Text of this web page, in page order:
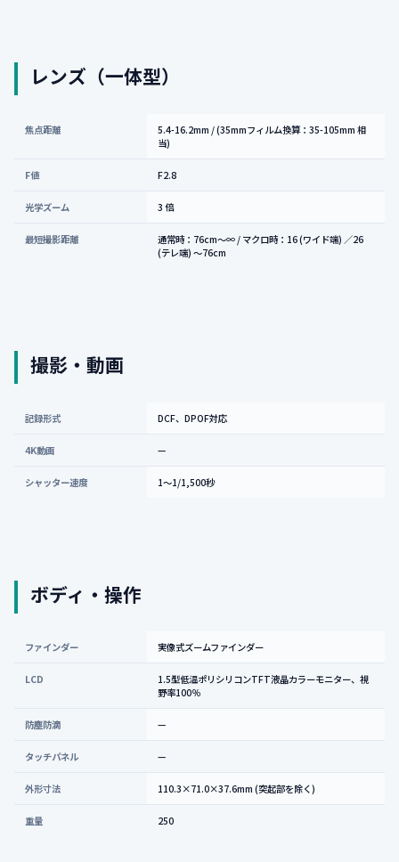
レンズ（一体型）
焦点距離
5.4-16.2mm / (35mmフィルム換算：35-105mm 相
当)
F値 F2.8
光学ズーム 3 倍
最短撮影距離
通常時：76cm～∞ / マクロ時：16 (ワイド端) ／26
(テレ端) ～76cm
撮影・動画
記録形式 DCF、DPOF対応
4K動画 —
シャッター速度 1～1/1,500秒
ボディ・操作
ファインダー 実像式ズームファインダー
LCD
1.5型低温ポリシリコンTFT液晶カラーモニター、視
野率100％
防塵防滴 —
タッチパネル —
外形寸法 110.3×71.0×37.6mm (突起部を除く)
重量 250